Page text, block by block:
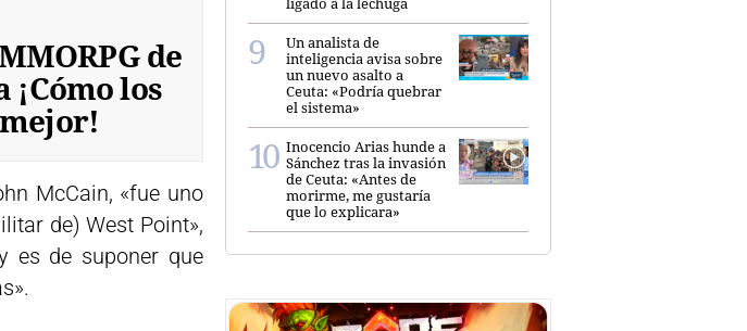
de
¡Cómo los
McCain, «fue uno
de) West Point»,
es de suponer que
Un analista de
inteligencia avisa sobre
un nuevo asalto a
Ceuta: «Podría quebrar
el sistema»
Inocencio Arias hunde a
Sánchez tras la invasión
de Ceuta: «Antes de
morirme, me gustaría
que lo explicara»